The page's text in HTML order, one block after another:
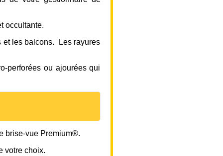
occultante.
et les balcons. Les rayures
perforées ou ajourées qui
brise-vue Premium®.
votre choix.